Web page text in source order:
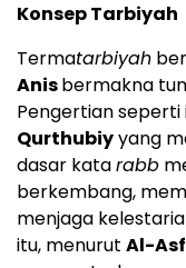
Konsep Tarbiyah
Termatarbiyah
Anisbermakna
Pengertian seperti
Qurthubiyyang
dasar katarabb
berkembang,
menjaga
itu, menurut Al-